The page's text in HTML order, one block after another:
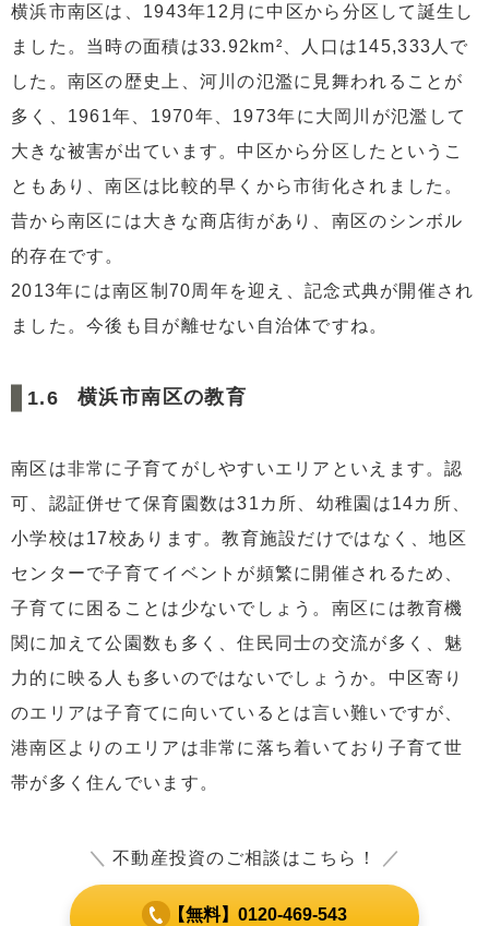
横浜市南区は、1943年12月に中区から分区して誕生し
ました。当時の面積は33.92km²、人口は145,333人で
した。南区の歴史上、河川の氾濫に見舞われることが
多く、1961年、1970年、1973年に大岡川が氾濫して
大きな被害が出ています。中区から分区したというこ
ともあり、南区は比較的早くから市街化されました。
昔から南区には大きな商店街があり、南区のシンボル
的存在です。
2013年には南区制70周年を迎え、記念式典が開催され
ました。今後も目が離せない自治体ですね。
横浜市南区の教育
南区は非常に子育てがしやすいエリアといえます。認
可、認証併せて保育園数は31カ所、幼稚園は14カ所、
小学校は17校あります。教育施設だけではなく、地区
センターで子育てイベントが頻繁に開催されるため、
子育てに困ることは少ないでしょう。南区には教育機
関に加えて公園数も多く、住民同士の交流が多く、魅
力的に映る人も多いのではないでしょうか。中区寄り
のエリアは子育てに向いているとは言い難いですが、
港南区よりのエリアは非常に落ち着いており子育て世
帯が多く住んでいます。
＼ 不動産投資のご相談はこちら！ ／
【無料】0120-469-543